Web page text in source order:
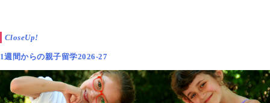
CloseUp!
1週間からの親子留学2026-27